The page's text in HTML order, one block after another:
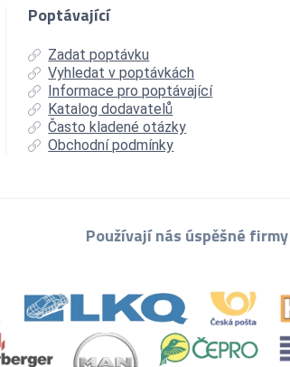
Poptávající
Zadat poptávku
Vyhledat v poptávkách
Informace pro poptávající
Katalog dodavatelů
Často kladené otázky
Obchodní podmínky
Používají nás úspěšné firmy